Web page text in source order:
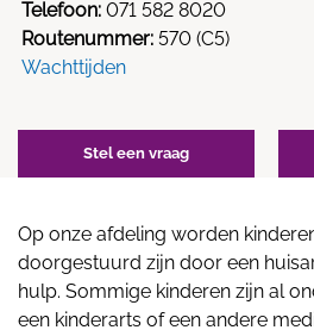
Telefoon: 071 582 8020
Routenummer: 570 (C5)
Wachttijden
Stel een vraag
Op onze afdeling worden
doorgestuurd zijn door een
hulp. Sommige kinderen zijn al
een kinderarts of een andere